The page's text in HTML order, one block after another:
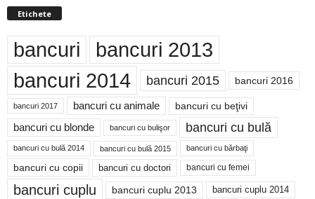
Etichete
bancuri bancuri 2013
bancuri 2014 bancuri 2015 bancuri 2016
bancuri 2017 bancuri cu animale bancuri cu beţivi
bancuri cu blonde bancuri cu bulişor bancuri cu bulă
bancuri cu bulă 2014 bancuri cu bulă 2015 bancuri cu bărbaţi
bancuri cu copii bancuri cu doctori bancuri cu femei
bancuri cuplu bancuri cuplu 2013 bancuri cuplu 2014